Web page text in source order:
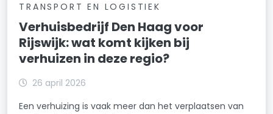
TRANSPORT EN LOGISTIEK
Verhuisbedrijf Den Haag voor
Rijswijk: wat komt kijken bij
verhuizen in deze regio?
26 april 2026
Een verhuizing is vaak meer dan het verplaatsen van